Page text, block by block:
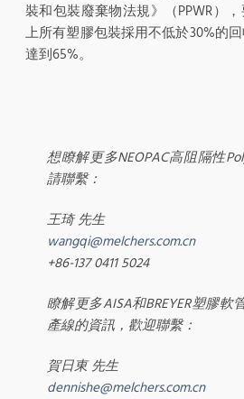
裝和包裝廢棄物法規》（PPWR）
上所有塑膠包裝採用不低於30%的
達到65%。
想瞭解更多NEOPAC高阻隔性
請聯繫：
王琦 先生
wangqi@melchers.com.cn
+86-137 0411 5024
瞭解更多AISA和BREYER塑膠
產線的資訊，歡迎聯繫：
賀日東 先生
dennishe@melchers.com.cn